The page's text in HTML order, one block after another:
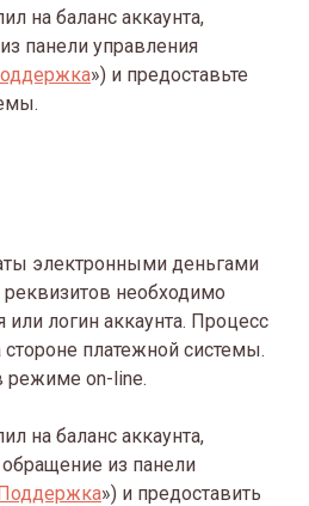
на баланс аккаунта,
панели управления
») и предоставьте
электронными деньгами
реквизитов необходимо
логин аккаунта. Процесс
платежной системы.
режиме on-line.
на баланс аккаунта,
из панели
») и предоставить